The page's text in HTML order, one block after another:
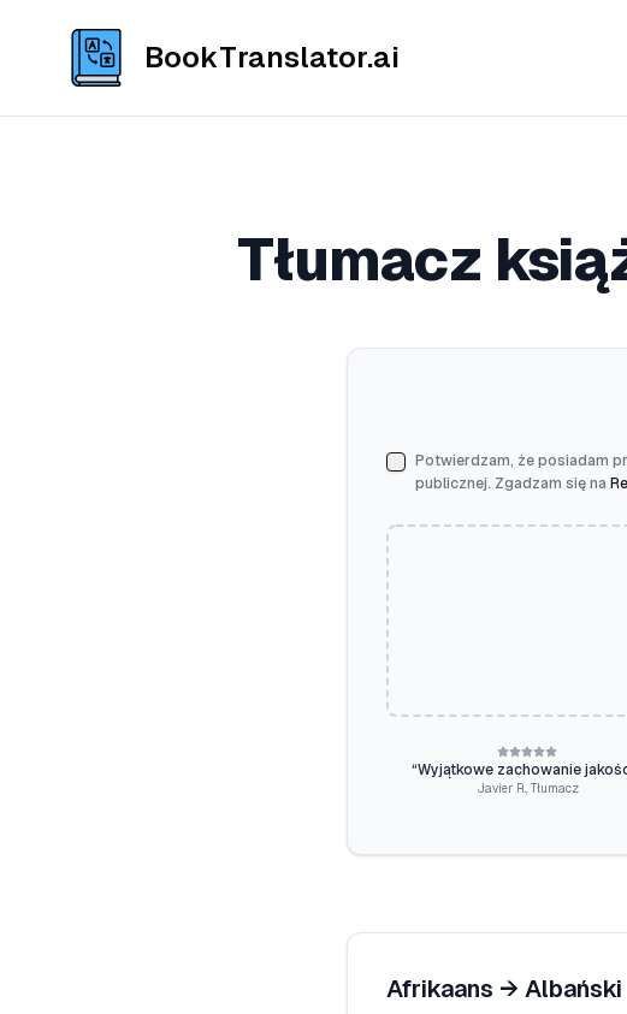
BookTranslator.ai
Tłumacz
Potwierdzam, że posiadam
publicznej. Zgadzam się na
“Wyjątkowe zachowanie
Javier R. Tłumacz
Afrikaans → Albański